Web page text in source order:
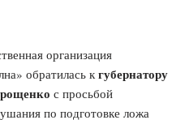
организация
обратилась к губернатору
с просьбой
по подготовке ложа